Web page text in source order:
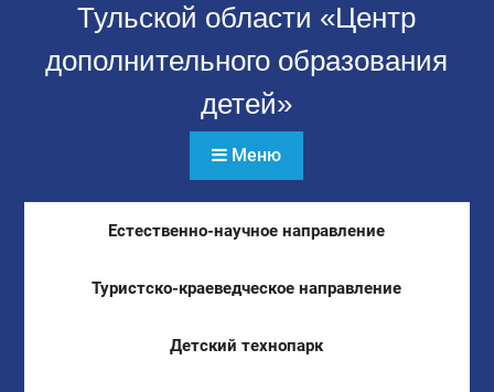
Тульской области «Центр
дополнительного образования
детей»
Меню
Естественно-научное направление
Туристско-краеведческое направление
Детский технопарк